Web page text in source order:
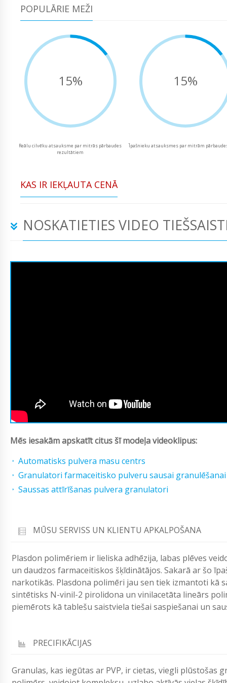
POPULĀRIE MEŽI
15%
Reālu cilvēku atsauksme par mitrās pārbaudes
rezultātiem
15%
Īpašnieku atsauksmes par mitrām
KAS IR IEKĻAUTA CENĀ
NOSKATIETIES VIDEO
Mēs iesakām apskatīt citus šī modeļa videoklipus:
Automatisks pulvera masu centrs
Granulatori farmaceitisko pulveru sausai granulēšanai
Saussas attīrīšanas pulvera granulatori
MŪSU SERVISS UN KLIENTU APKALPOŠANA
Plasdon polimēriem ir lieliska adhēzija, labas plēves
un daudzos farmaceitiskos šķīdinātājos. Sakarā ar šo
narkotikās. Plasdona polimēri jau sen tiek izmantoti kā
sintētisks N-vinil-2 pirolidona un vinilacetāta lineārs
piemērots kā tablešu saistviela tiešai saspiešanai un
PRECIFIKĀCIJAS
Granulas, kas iegūtas ar PVP, ir cietas, viegli plūstošas